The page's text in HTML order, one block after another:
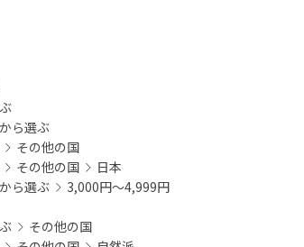
ら選ぶ
その他の国
その他の国
日本
ら選ぶ
3,000円～4,999円
その他の国